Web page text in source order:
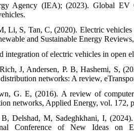
Agency (IEA); (2023). Global EV
Li, S, Tan, C, (2020). Electric
and Sustainable Energy
of electric vehicles in open
J, Andersen, P. B, Hashemi, S,
networks: A review,
G. E, (2016). A review of
networks, Applied Energy, vol. 172,
Delshad, M, Sadeghkhani, I,
Conference of New Ideas on